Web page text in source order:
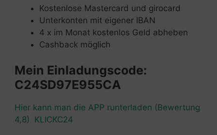
Kostenlose Mastercard und girocard
Unterkonten mit eigener IBAN
4 x im Monat kostenlos Geld abheben
Cashback möglich
Mein Einladungscode:
C24SD97E955CA
Hier kann man die APP runterladen (Bewertung
4,8) KLICKC24